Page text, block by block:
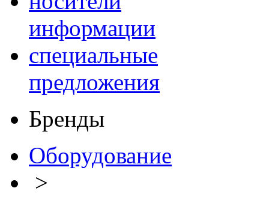
информации
специальные
предложения
Бренды
Оборудование
>